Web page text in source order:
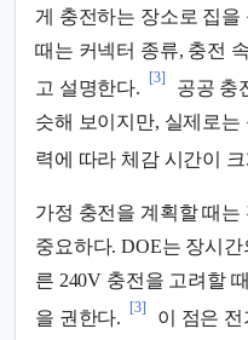
게 충전하는 장소로 집
때는 커넥터 종류, 충전
고 설명한다.
[3]
공공 충
슷해 보이지만, 실제로는
력에 따라 체감 시간이
가정 충전을 계획할 때
중요하다. DOE는 장시
른 240V 충전을 고려할
을 권한다.
[3]
이 점은 전